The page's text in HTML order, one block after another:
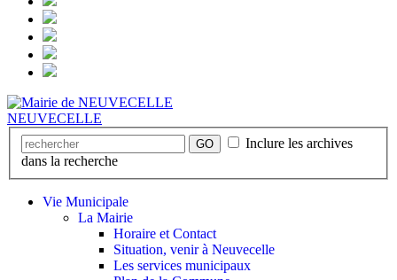
NEUVECELLE
GO
Inclure les archives
dans la recherche
Vie Municipale
La Mairie
Horaire et Contact
Situation, venir à Neuvecelle
Les services municipaux